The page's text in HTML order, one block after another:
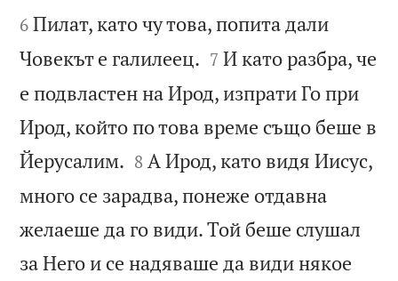


6 Пилат, като чу това, попита дали
Човекът е галилеец. 

7 И като разбра, че
е подвластен на Ирод, изпрати Го при
Ирод, който по това време също беше в
Йерусалим. 

8 А Ирод, като видя Иисус,
много се зарадва, понеже отдавна
желаеше да го види. Той беше слушал
за Него и се надяваше да види някое